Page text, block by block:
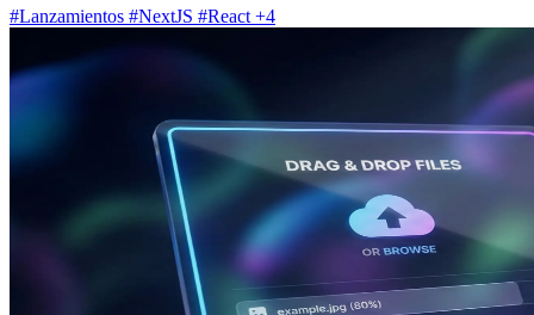
#Lanzamientos #NextJS #React +4